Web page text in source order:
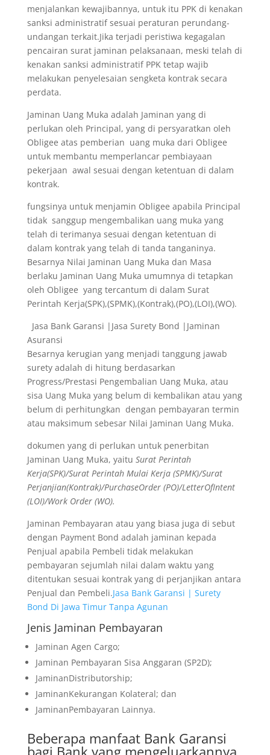
menjalankan kewajibannya, untuk itu PPK di kenakan
sanksi administratif sesuai peraturan perundang-
undangan terkait.Jika terjadi peristiwa kegagalan
pencairan surat jaminan pelaksanaan, meski telah di
kenakan sanksi administratif PPK tetap wajib
melakukan penyelesaian sengketa kontrak secara
perdata.
Jaminan Uang Muka adalah Jaminan yang di
perlukan oleh Principal, yang di persyaratkan oleh
Obligee atas pemberian uang muka dari Obligee
untuk membantu memperlancar pembiayaan
pekerjaan awal sesuai dengan ketentuan di dalam
kontrak.
fungsinya untuk menjamin Obligee apabila Principal
tidak sanggup mengembalikan uang muka yang
telah di terimanya sesuai dengan ketentuan di
dalam kontrak yang telah di tanda tanganinya.
Besarnya Nilai Jaminan Uang Muka dan Masa
berlaku Jaminan Uang Muka umumnya di tetapkan
oleh Obligee yang tercantum di dalam Surat
Perintah Kerja(SPK),(SPMK),(Kontrak),(PO),(LOI),(WO).
Jasa Bank Garansi |Jasa Surety Bond |Jaminan
Asuransi
Besarnya kerugian yang menjadi tanggung jawab
surety adalah di hitung berdasarkan
Progress/Prestasi Pengembalian Uang Muka, atau
sisa Uang Muka yang belum di kembalikan atau yang
belum di perhitungkan dengan pembayaran termin
atau maksimum sebesar Nilai Jaminan Uang Muka.
dokumen yang di perlukan untuk penerbitan
Jaminan Uang Muka, yaitu Surat Perintah
Kerja(SPK)/Surat Perintah Mulai Kerja (SPMK)/Surat
Perjanjian(Kontrak)/PurchaseOrder (PO)/LetterOfIntent
(LOI)/Work Order (WO).
Jaminan Pembayaran atau yang biasa juga di sebut
dengan Payment Bond adalah jaminan kepada
Penjual apabila Pembeli tidak melakukan
pembayaran sejumlah nilai dalam waktu yang
ditentukan sesuai kontrak yang di perjanjikan antara
Penjual dan Pembeli.Jasa Bank Garansi | Surety
Bond Di Jawa Timur Tanpa Agunan
Jenis Jaminan Pembayaran
Jaminan Agen Cargo;
Jaminan Pembayaran Sisa Anggaran (SP2D);
JaminanDistributorship;
JaminanKekurangan Kolateral; dan
JaminanPembayaran Lainnya.
Beberapa manfaat Bank Garansi
bagi Bank yang mengeluarkannya